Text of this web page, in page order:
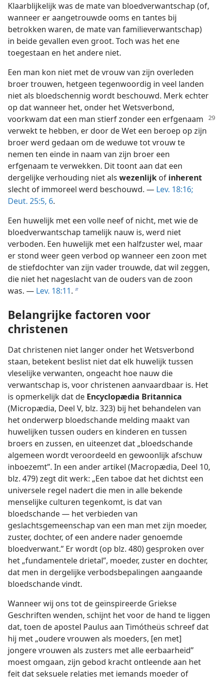
Klaarblijkelijk was de mate van bloedverwantschap (of,
wanneer er aangetrouwde ooms en tantes bij
betrokken waren, de mate van familieverwantschap)
in beide gevallen even groot. Toch was het ene
toegestaan en het andere niet.
Een man kon niet met de vrouw van zijn overleden
broer trouwen, hetgeen tegenwoordig in veel landen
niet als bloedschennig wordt beschouwd. Merk echter
op dat wanneer het, onder het Wetsverbond,
voorkwam dat een man stierf zonder een erfgenaam
verwekt te hebben, er door de Wet een beroep op zijn
broer werd gedaan om de weduwe tot vrouw te
nemen ten einde in naam van zijn broer een
erfgenaam te verwekken. Dit toont aan dat een
dergelijke verhouding niet als wezenlijk of inherent
slecht of immoreel werd beschouwd. — Lev. 18:16;
Deut. 25:5, 6.
Een huwelijk met een volle neef of nicht, met wie de
bloedverwantschap tamelijk nauw is, werd niet
verboden. Een huwelijk met een halfzuster wel, maar
er stond weer geen verbod op wanneer een zoon met
de stiefdochter van zijn vader trouwde, dat wil zeggen,
die niet het nageslacht van de ouders van de zoon
was. — Lev. 18:11. b
Belangrijke factoren voor
christenen
Dat christenen niet langer onder het Wetsverbond
staan, betekent beslist niet dat elk huwelijk tussen
vleselijke verwanten, ongeacht hoe nauw die
verwantschap is, voor christenen aanvaardbaar is. Het
is opmerkelijk dat de Encyclopædia Britannica
(Micropædia, Deel V, blz. 323) bij het behandelen van
het onderwerp bloedschande melding maakt van
huwelijken tussen ouders en kinderen en tussen
broers en zussen, en uiteenzet dat „bloedschande
algemeen wordt veroordeeld en gewoonlijk afschuw
inboezemt”. In een ander artikel (Macropædia, Deel 10,
blz. 479) zegt dit werk: „Een taboe dat het dichtst een
universele regel nadert die men in alle bekende
menselijke culturen tegenkomt, is dat van
bloedschande — het verbieden van
geslachtsgemeenschap van een man met zijn moeder,
zuster, dochter, of een andere nader genoemde
bloedverwant.” Er wordt (op blz. 480) gesproken over
het „fundamentele drietal”, moeder, zuster en dochter,
dat men in dergelijke verbodsbepalingen aangaande
bloedschande vindt.
Wanneer wij ons tot de geïnspireerde Griekse
Geschriften wenden, schijnt het voor de hand te liggen
dat, toen de apostel Paulus aan Timótheüs schreef dat
hij met „oudere vrouwen als moeders, [en met]
jongere vrouwen als zusters met alle eerbaarheid”
moest omgaan, zijn gebod kracht ontleende aan het
feit dat seksuele relaties met iemands moeder of